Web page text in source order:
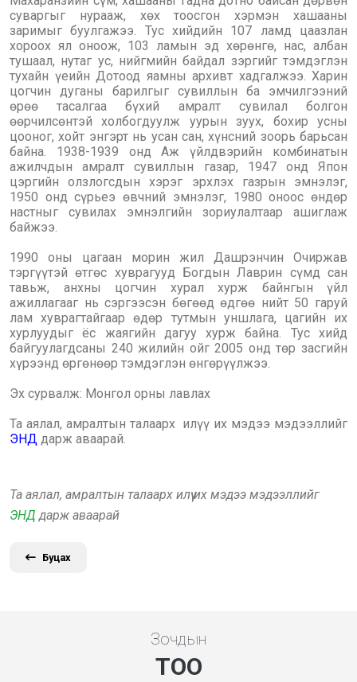
суваргыг нурааж, хөх тоосгон хэрмэн хашааны
заримыг буулгажээ. Тус хийдийн 107 ламд цаазлан
хороох ял оноож, 103 ламын эд хөрөнгө, нас, албан
тушаал, нутаг ус, нийгмийн байдал зэргийг тэмдэглэн
тухайн үеийн Дотоод яамны архивт хадгалжээ. Харин
цогчин дуганы барилгыг сувиллын ба эмчилгээний
өрөө тасалгаа бүхий амралт сувилал болгон
өөрчилсөнтэй холбогдуулж уурын зуух, бохир усны
цооног, хойт энгэрт нь усан сан, хүнсний зоорь барьсан
байна. 1938-1939 онд Аж үйлдвэрийн комбинатын
ажилчдын амралт сувиллын газар, 1947 онд Япон
цэргийн олзлогсдын хэрэг эрхлэх газрын эмнэлэг,
1950 онд сүрьеэ өвчний эмнэлэг, 1980 оноос өндөр
настныг сувилах эмнэлгийн зориулалтаар ашиглаж
байжээ.
1990 оны цагаан морин жил Дашрэнчин Очиржав
тэргүүтэй өтгөс хуврагууд Богдын Лаврин сүмд сан
тавьж, анхны цогчин хурал хурж байнгын үйл
ажиллагааг нь сэргээсэн бөгөөд өдгөө нийт 50 гаруй
лам хуврагтайгаар өдөр тутмын уншлага, цагийн их
хурлуудыг ёс жаягийн дагуу хурж байна. Тус хийд
байгуулагдсаны 240 жилийн ойг 2005 онд төр засгийн
хүрээнд өргөнөөр тэмдэглэн өнгөрүүлжээ.
Эх сурвалж: Монгол орны лавлах
Та аялал, амралтын талаарх илүү их мэдээ мэдээллийг
ЭНД дарж аваарай.
Та аялал, амралтын талаарх илүү их мэдээ мэдээллийг
ЭНД дарж аваарай
Буцах
Зочдын
ТОО